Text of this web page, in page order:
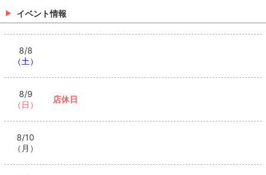
イベント情報
8/8
（土）
8/9
（日）
店休日
8/10
（月）